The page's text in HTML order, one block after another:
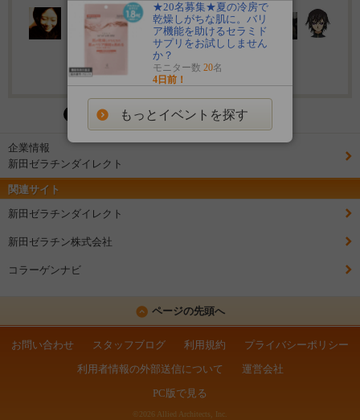
企業情報
新田ゼラチンダイレクト
関連サイト
新田ゼラチンダイレクト
新田ゼラチン株式会社
コラーゲンナビ
★20名募集★夏の冷房で
乾燥しがちな肌に。バリ
ア機能を助けるセラミド
サプリをお試ししません
か？
モニター数 20名
4日前！
もっとイベントを探す
ページの先頭へ
お問い合わせ スタッフブログ 利用規約
プライバシーポリシー
利用者情報の外部送信について
運営会社
PC版で見る
©2026 Allied Architects, Inc.